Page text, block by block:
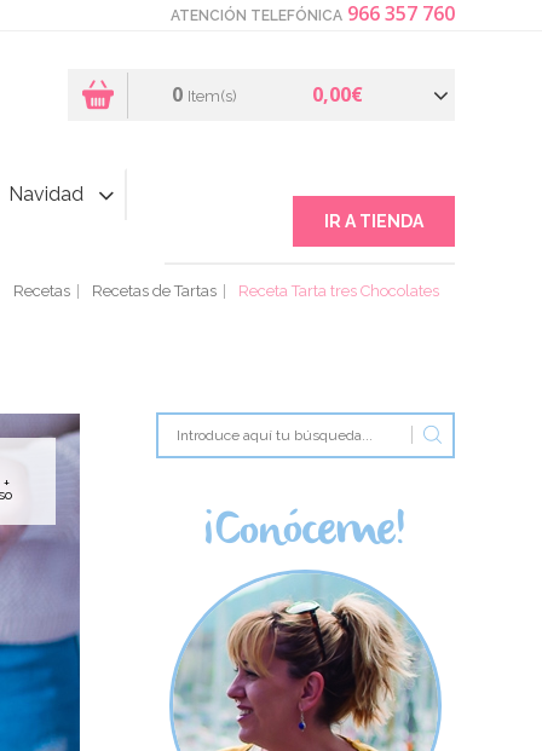
ATENCIÓN TELEFÓNICA 966 357 760
0 Item(s) 0,00€
Navidad
IR A TIENDA
Recetas Recetas de Tartas Receta Tarta tres Chocolates
¡Conóceme!